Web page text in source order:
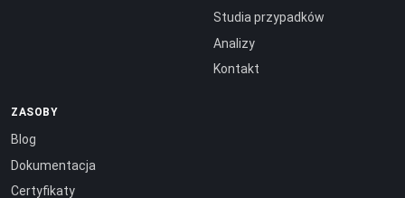
Studia przypadków
Analizy
Kontakt
ZASOBY
Blog
Dokumentacja
Certyfikaty